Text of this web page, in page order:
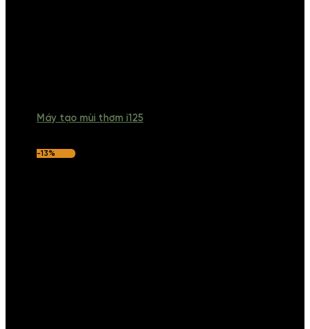
Máy tạo mùi thơm i125
-13%